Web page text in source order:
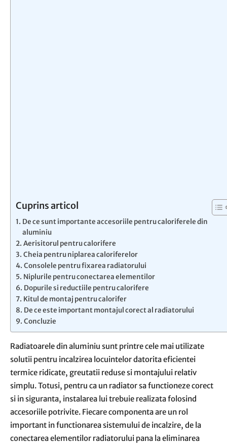
Cuprins articol
De ce sunt importante accesoriile pentru caloriferele din
aluminiu
Aerisitorul pentru calorifere
Cheia pentru niplarea caloriferelor
Consolele pentru fixarea radiatorului
Niplurile pentru conectarea elementilor
Dopurile si reductiile pentru calorifere
Kitul de montaj pentru calorifer
De ce este important montajul corect al radiatorului
Concluzie
Radiatoarele din aluminiu sunt printre cele mai utilizate
solutii pentru incalzirea locuintelor datorita eficientei
termice ridicate, greutatii reduse si montajului relativ
simplu. Totusi, pentru ca un radiator sa functioneze corect
si in siguranta, instalarea lui trebuie realizata folosind
accesoriile potrivite. Fiecare componenta are un rol
important in functionarea sistemului de incalzire, de la
conectarea elementilor radiatorului pana la eliminarea